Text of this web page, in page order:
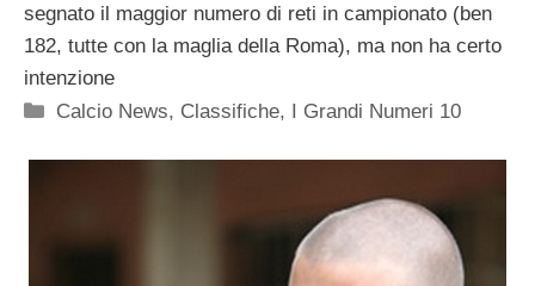
segnato il maggior numero di reti in campionato (ben
182, tutte con la maglia della Roma), ma non ha certo
intenzione
Categorie
Calcio News, Classifiche, I Grandi Numeri 10